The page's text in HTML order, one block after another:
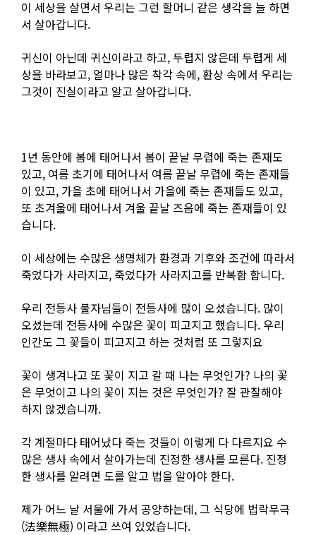
이 세상을 살면서 우리는 그런 할머니 같은 생각을 늘 하면
서 살아갑니다.
귀신이 아닌데 귀신이라고 하고, 두렵지 않은데 두렵게 세
상을 바라보고, 얼마나 많은 착각 속에, 환상 속에서 우리는
그것이 진실이라고 알고 살아갑니다.
1년 동안에 봄에 태어나서 봄이 끝날 무렵에 죽는 존재도
있고, 여름 초기에 태어나서 여름 끝날 무렵에 죽는 존재들
이 있고, 가을 초에 태어나서 가을에 죽는 존재들도 있고,
또 초겨울에 태어나서 겨울 끝날 즈음에 죽는 존재들이 있
습니다.
이 세상에는 수많은 생명체가 환경과 기후와 조건에 따라서
죽었다가 사라지고, 죽었다가 사라지고를 반복함 합니다.
우리 전등사 불자님들이 전등사에 많이 오셨습니다. 많이
오셨는데 전등사에 수많은 꽃이 피고지고 했습니다. 우리
인간도 그 꽃들이 피고지고 하는 것처럼 또 그렇지요
꽃이 생겨나고 또 꽃이 지고 갈 때 나는 무엇인가? 나의 꽃
은 무엇이고 나의 꽃이 지는 것은 무엇인가? 잘 관찰해야
하지 않겠습니까.
각 계절마다 태어났다 죽는 것들이 이렇게 다 다르지요 수
많은 생사 속에서 살아가는데 진정한 생사를 모른다. 진정
한 생사를 알려면 도를 알고 법을 알아야 한다.
제가 어느 날 서울에 가서 공양하는데, 그 식당에 법락무극
(法樂無極) 이라고 쓰여 있었습니다.